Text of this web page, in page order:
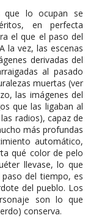
lo ocupan se
en perfecta
el que el paso del
la vez, las escenas
derivadas del
al pasado
muertas (ver
las imágenes del
que las ligaban al
radios), capaz de
más profundas
automático,
qué color de pelo
llevase, lo que
del tiempo, es
del pueblo. Los
son lo que
conserva.